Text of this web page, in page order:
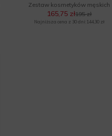
Zestaw kosmetyków męskich
165,75 zł195 zł
Najniższa cena z 30 dni: 144,30 zł